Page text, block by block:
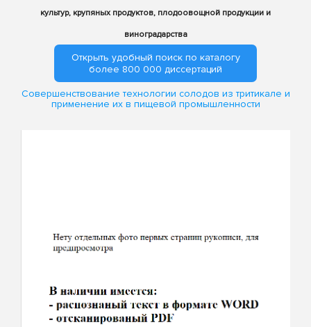
культур, крупяных продуктов, плодоовощной продукции и
виноградарства
Открыть удобный поиск по каталогу
более 800 000 диссертаций
Совершенствование технологии солодов из тритикале и
применение их в пищевой промышленности